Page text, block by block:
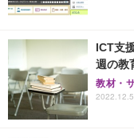
ICT支
週の教
教材・